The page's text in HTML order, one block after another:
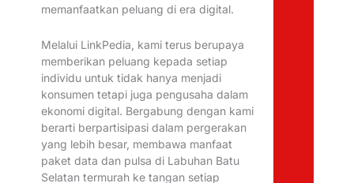
memanfaatkan peluang di era digital.
Melalui LinkPedia, kami terus berupaya
memberikan peluang kepada setiap
individu untuk tidak hanya menjadi
konsumen tetapi juga pengusaha dalam
ekonomi digital. Bergabung dengan kami
berarti berpartisipasi dalam pergerakan
yang lebih besar, membawa manfaat
paket data dan pulsa di Labuhan Batu
Selatan termurah ke tangan setiap